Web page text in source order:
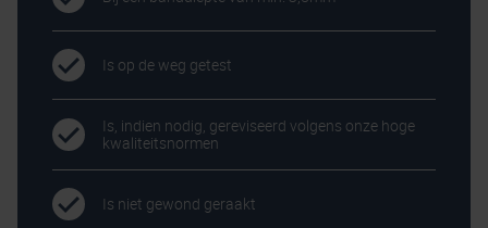
Is op de weg getest
Is, indien nodig, gereviseerd volgens onze hoge
kwaliteitsnormen
Is niet gewond geraakt